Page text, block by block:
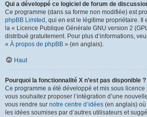
Qui a développé ce logiciel de forum de
Ce programme (dans sa forme non modifiée) est
phpBB Limited , qui en est le légitime propriétaire. Il
la « Licence Publique Générale GNU version 2
distribué gratuitement. Pour plus d’informations,
« À propos de phpBB » (en anglais).
Haut
Pourquoi la fonctionnalité X n’est pas disponible ?
Ce programme a été développé et mis sous licence
vous souhaitez proposer l’intégration d’une
vous rendre sur notre centre d’idées (en anglais)
les idées soumises par d’autres utilisateurs et